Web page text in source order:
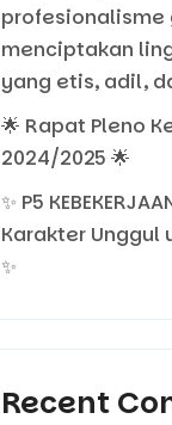
profesionalisme
menciptakan
yang etis, adil,
🌟 Rapat Pleno
2024/2025 🌟
✨ P5
Karakter Unggul
✨
Recent